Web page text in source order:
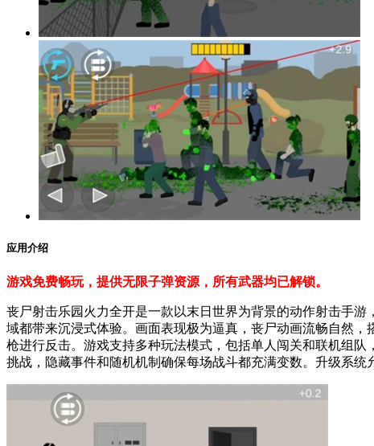
应用介绍
游戏免费畅玩，提供无限子弹资源，所有武器均已解锁。
丧尸射击乐园火力全开是一款以末日世界为背景的动作射击手
域都带来沉浸式体验。画面表现极为逼真，丧尸动画流畅自然
枪进行反击。游戏支持多种玩法模式，包括单人闯关和联机组
挑战，隐藏事件和随机机制确保每场战斗都充满变数。升级系